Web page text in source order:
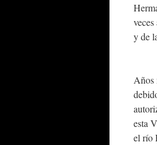
y de
En
Años
esta
el río